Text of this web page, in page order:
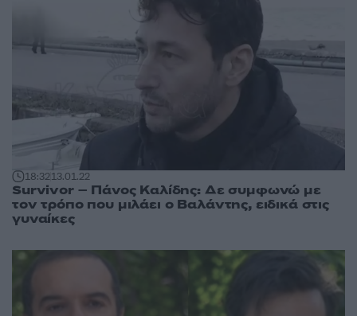
18:3213.01.22
Survivor – Πάνος Καλίδης: Δε συμφωνώ με
τον τρόπο που μιλάει ο Βαλάντης, ειδικά στις
γυναίκες